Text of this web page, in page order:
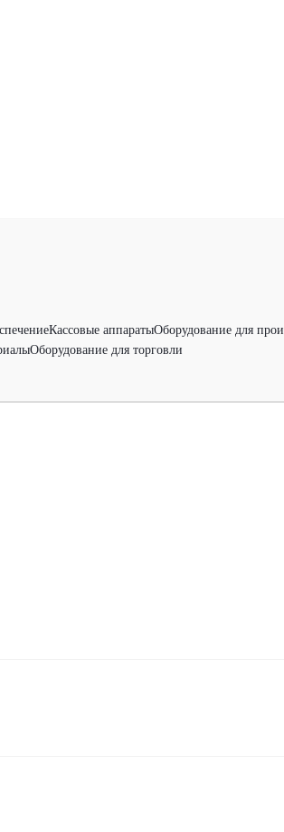
Кассовые аппаратыОборудование для
Оборудование для торговли